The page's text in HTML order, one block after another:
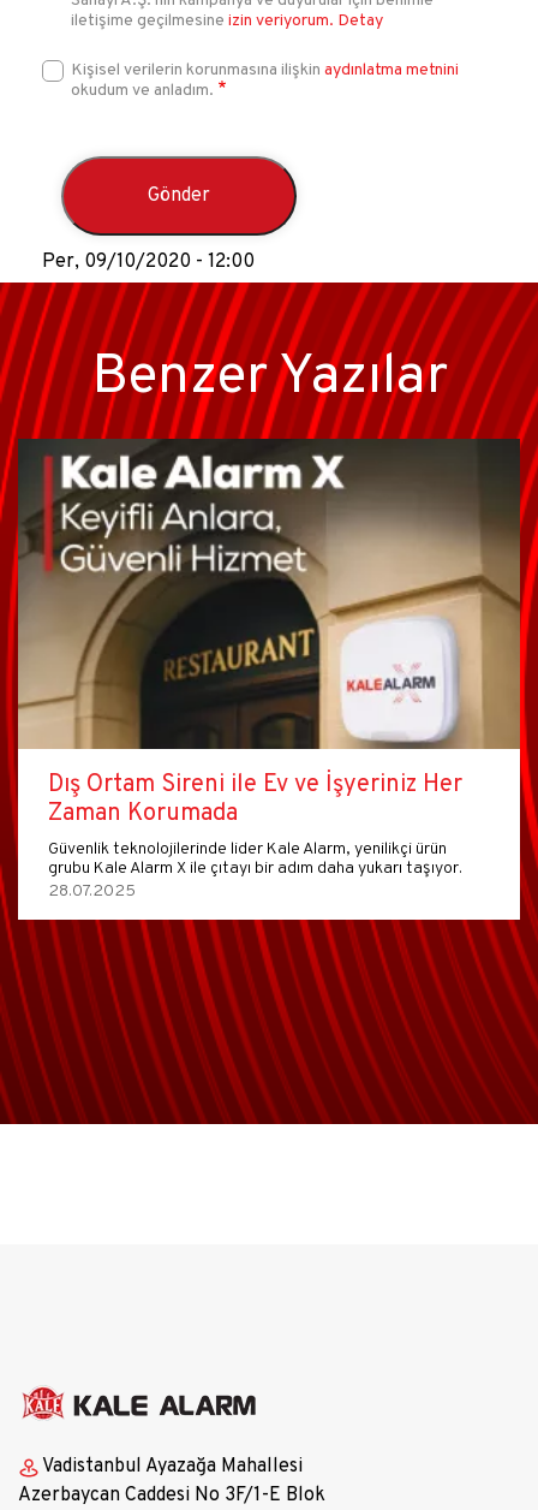
iletişime geçilmesine izin veriyorum. Detay
Kişisel verilerin korunmasına ilişkin aydınlatma metnini
okudum ve anladım.
Per, 09/10/2020 - 12:00
Benzer Yazılar
Dış Ortam Sireni ile Ev ve İşyeriniz Her
Zaman Korumada
Güvenlik teknolojilerinde lider Kale Alarm, yenilikçi ürün
grubu Kale Alarm X ile çıtayı bir adım daha yukarı taşıyor.
28.07.2025
Vadistanbul Ayazağa Mahallesi
Azerbaycan Caddesi No 3F/1-E Blok